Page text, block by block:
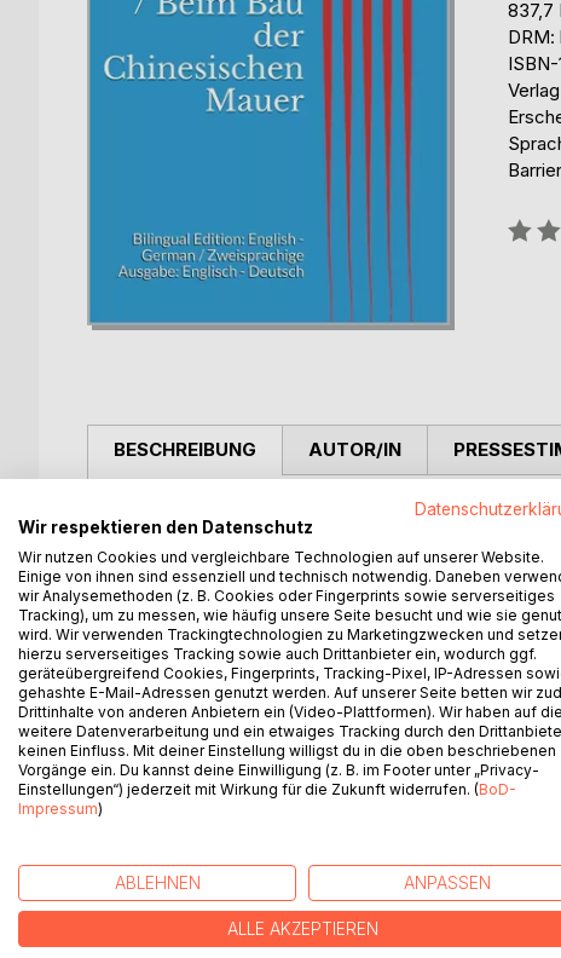
837,7
DRM:
BESCHREIBUNG
This edition contains the English translation and the
"The Great Wall of China" ("Beim Bau der
was not published until 1931, seven years after his
collection "Beim Bau der Chinesischen Mauer".
as "A Message from the Emperor" ("Eine
Doctor"). Some sub-themes of the story include
different places), the relationship of the Chinese
presence. The story is told in first person by an
Willa and Edwin Muir was published by Martin
Stories and Reflections" (New York: Schocken
"Beim Bau der Chinesischen Mauer" ist eine
postum veröffentlicht wurde. Sie schildert die
und deren Mystifizierung. Außerdem werden eine
skizziert. Eingebettet in diese Erzählung ist eine
eigenständige Geschichte darstellt und im
"Beim Bau der chinesischen Mauer" hat Kafkas
AUTOR/IN
Wir respektieren den Datenschutz
Wir nutzen Cookies und vergleichbare Technologien auf unserer Website.
Einige von ihnen sind essenziell und technisch notwendig. Daneben
wir Analysemethoden (z. B. Cookies oder Fingerprints sowie serverseitiges
Tracking), um zu messen, wie häufig unsere Seite besucht und wie sie
wird. Wir verwenden Trackingtechnologien zu Marketingzwecken und
hierzu serverseitiges Tracking sowie auch Drittanbieter ein, wodurch ggf.
geräteübergreifend Cookies, Fingerprints, Tracking-Pixel, IP-Adressen
gehashte E-Mail-Adressen genutzt werden. Auf unserer Seite betten wir
Drittinhalte von anderen Anbietern ein (Video-Plattformen). Wir haben auf die
weitere Datenverarbeitung und ein etwaiges Tracking durch den
keinen Einfluss. Mit deiner Einstellung willigst du in die oben beschriebenen
Vorgänge ein. Du kannst deine Einwilligung (z. B. im Footer unter „Privacy-
Einstellungen“) jederzeit mit Wirkung für die Zukunft widerrufen. (BoD-
Impressum)
ABLEHNEN ANPASSEN
ALLE AKZEPTIEREN